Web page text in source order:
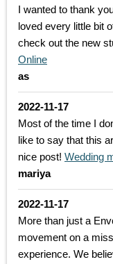
I wanted to thank
loved every little bit
check out the new
Online
as
2022-11-17
Most of the time I
like to say that this
nice post! Wedding
mariya
2022-11-17
More than just a
movement on a
experience. We